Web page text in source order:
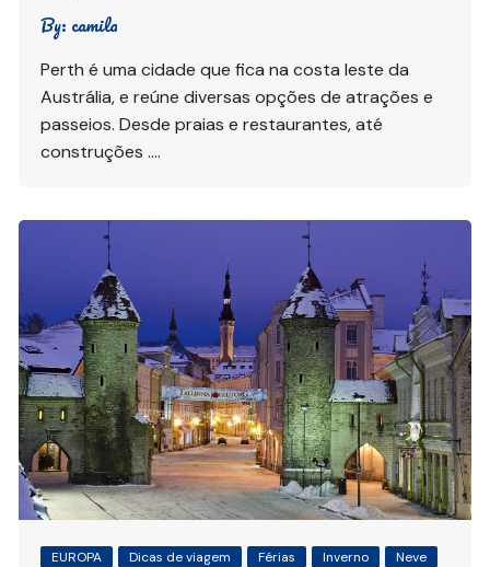
By: camila
Perth é uma cidade que fica na costa leste da
Austrália, e reúne diversas opções de atrações e
passeios. Desde praias e restaurantes, até
construções ….
EUROPA Dicas de viagem Férias Inverno
Neve